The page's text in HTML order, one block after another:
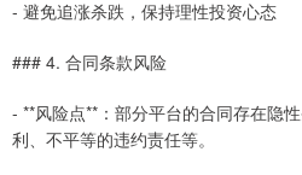
- 避免追涨杀跌，保持理性投资心态
### 4. 合同条款风险
- **风险点**：部分平台的合同存在隐
利、不平等的违约责任等。